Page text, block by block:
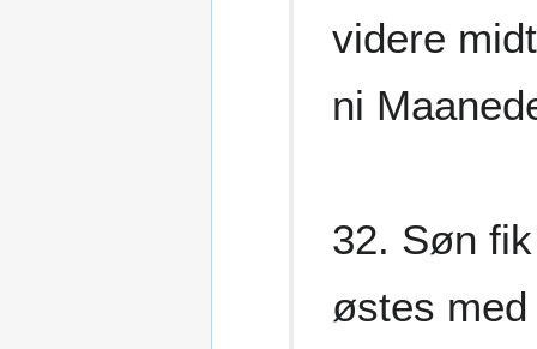
videre
ni
32. Søn
østes